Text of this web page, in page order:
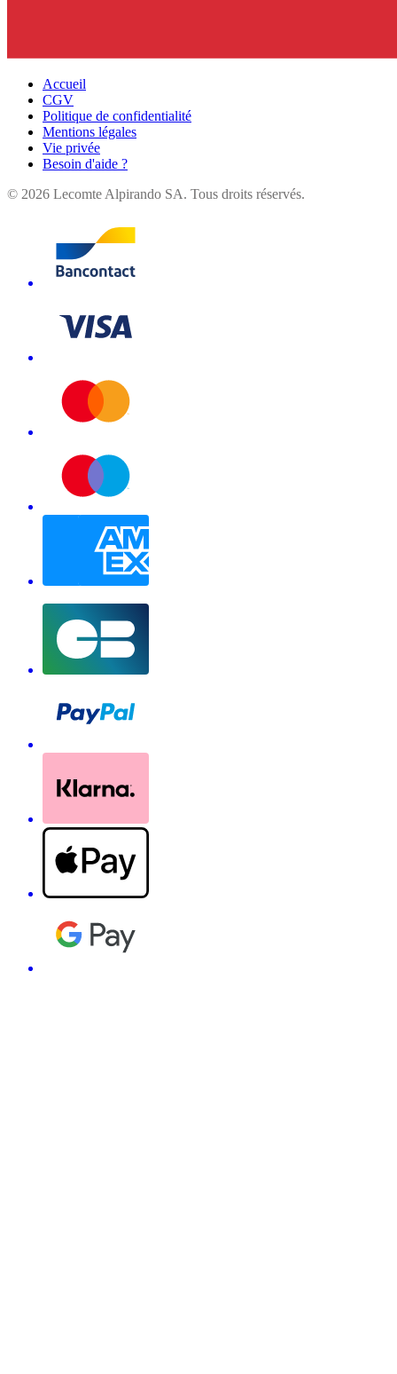
Accueil
CGV
Politique de confidentialité
Mentions légales
Vie privée
Besoin d'aide ?
© 2026 Lecomte Alpirando SA. Tous droits réservés.